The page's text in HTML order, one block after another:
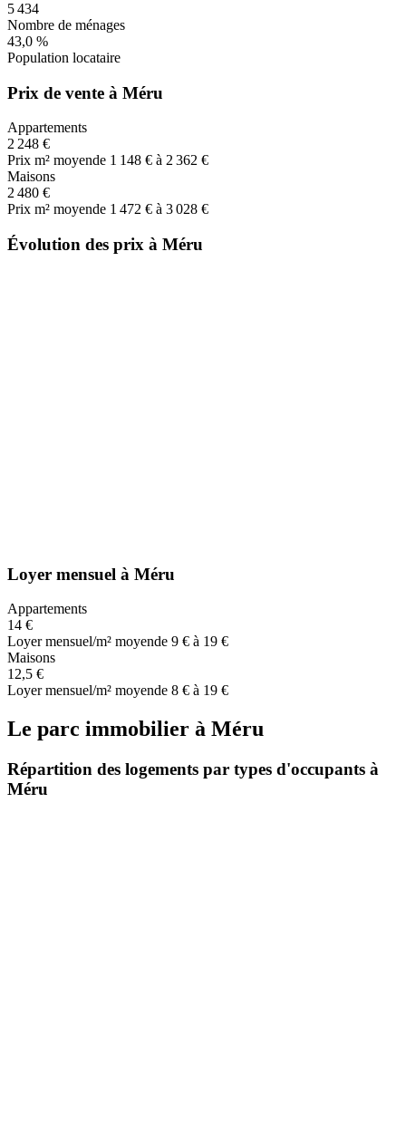
5 434
Nombre de ménages
43,0 %
Population locataire
Prix de vente à Méru
Appartements
2 248 €
Prix m² moyende 1 148 € à 2 362 €
Maisons
2 480 €
Prix m² moyende 1 472 € à 3 028 €
Évolution des prix à Méru
Loyer mensuel à Méru
Appartements
14 €
Loyer mensuel/m² moyende 9 € à 19 €
Maisons
12,5 €
Loyer mensuel/m² moyende 8 € à 19 €
Le parc immobilier à Méru
Répartition des logements par types d'occupants à
Méru